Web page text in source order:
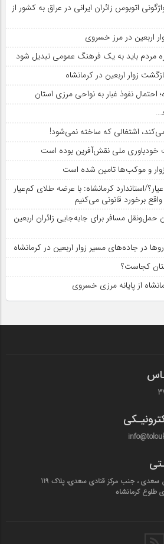
واژگونی اتوبوس زائران ایرانی در عراق به کشور از
اربعین در مرز خسروی
مردم باید به یک فرهنگ عمومی تبدیل شود
زوار اربعین در کرمانشاه
احتمال نفوذ غبار به نواحی مرزی استان
اشتغالی که ساخته نمی‌شود!
خودباوری ملی نقش‌آفرین بوده است
و موکب‌ها تامین شده است
طلای ۱۸ عیار یا اعتماد ۱۸ عیار؟/استاندارد کرمانشاه: با عرضه طلای کم‌عیار
برخورد قانونی می‌کنیم
حمل‌ونقل مسافر برای جابه‌جایی زائران اربعین
کجاست؟
از پایانه مرزی خسروی
کرمانشاه خیابان سعدی ، جنب مرکز قنادی سعدی، پلاک 119
طلوع کرمانشاه